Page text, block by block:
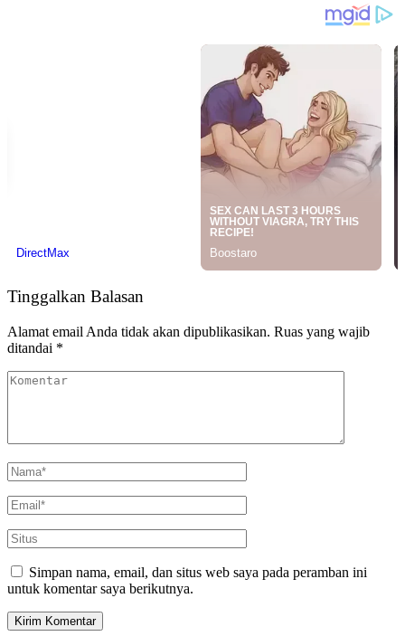
Tinggalkan Balasan
Alamat email Anda tidak akan dipublikasikan. Ruas yang wajib
ditandai *
Simpan nama, email, dan situs web saya pada peramban ini
untuk komentar saya berikutnya.